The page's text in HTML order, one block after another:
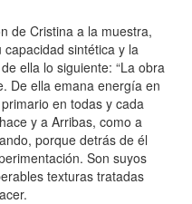
de Cristina a la muestra,
sintética y la
ella lo siguiente: “La obra
De ella emana energía en
en todas y cada
y a Arribas, como a
porque detrás de él
Son suyos
texturas tratadas